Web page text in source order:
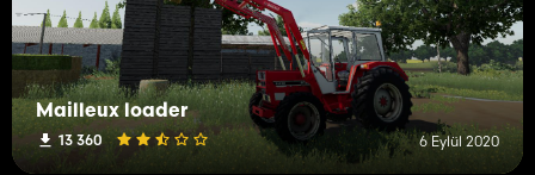
Mailleux loader
13 360 6 Eylül 2020